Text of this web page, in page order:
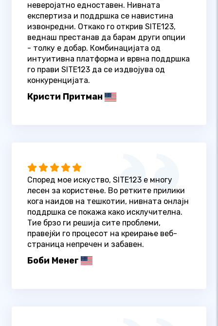
неверојатно едноставен. Нивната
експертиза и поддршка се навистина
извонредни. Откако го открив SITE123,
веднаш престанав да барам други опции
- толку е добар. Комбинацијата од
интуитивна платформа и врвна поддршка
го прави SITE123 да се издвојува од
конкуренцијата.
Кристи Притман
Според мое искуство, SITE123 е многу
лесен за користење. Во ретките прилики
кога наидов на тешкотии, нивната онлајн
поддршка се покажа како исклучителна.
Тие брзо ги решија сите проблеми,
правејќи го процесот на креирање веб-
страница непречен и забавен.
Боби Менег